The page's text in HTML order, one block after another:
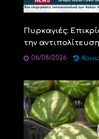
Πυρκαγιές:
την αντιπολίτευση
06/08/2026